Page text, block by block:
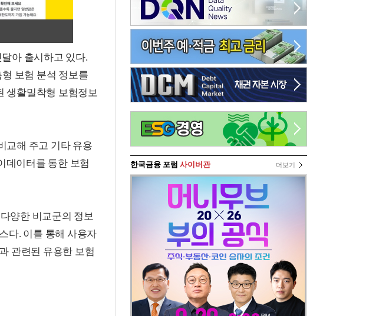
아 출시하고 있다.
보험 분석 정보를
생활밀착형 보험정보
교해 주고 기타 유용
데이터를 통한 보험
양한 비교군의 정보
다. 이를 통해 사용자
관련된 유용한 보험
한국금융 포럼 사이버관 더보기